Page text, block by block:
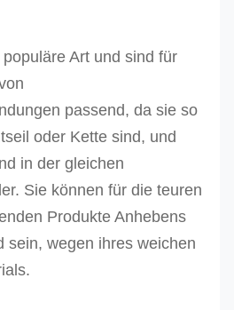
Art und sind für
passend, da sie so
oder Kette sind, und
in der gleichen
Sie können für die teuren
Produkte Anhebens
sein, wegen ihres weichen